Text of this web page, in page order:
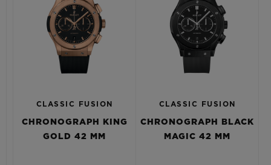
CLASSIC FUSION
CHRONOGRAPH KING
GOLD 42 MM
CLASSIC FUSION
CHRONOGRAPH BLACK
MAGIC 42 MM